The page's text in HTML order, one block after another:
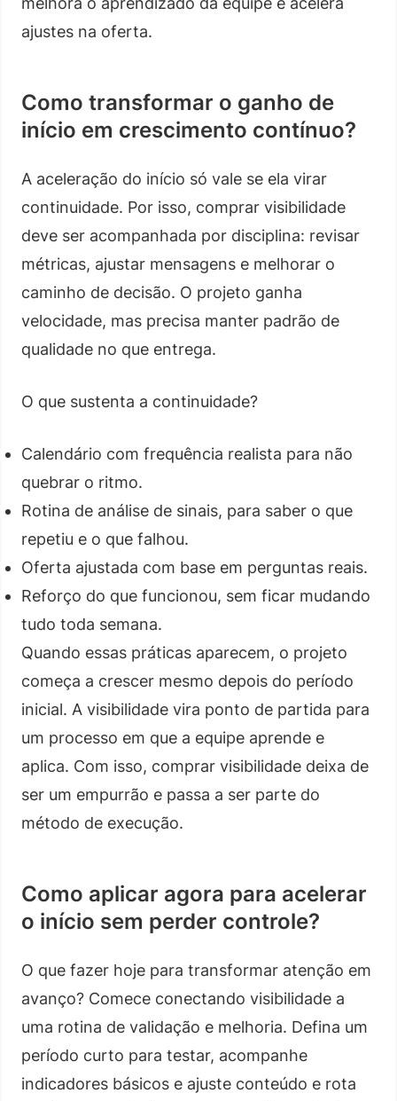
ajustes na oferta.
Como transformar o ganho de
início em crescimento contínuo?
A aceleração do início só vale se ela virar
continuidade. Por isso, comprar visibilidade
deve ser acompanhada por disciplina: revisar
métricas, ajustar mensagens e melhorar o
caminho de decisão. O projeto ganha
velocidade, mas precisa manter padrão de
qualidade no que entrega.
O que sustenta a continuidade?
Calendário com frequência realista para não
quebrar o ritmo.
Rotina de análise de sinais, para saber o que
repetiu e o que falhou.
Oferta ajustada com base em perguntas reais.
Reforço do que funcionou, sem ficar mudando
tudo toda semana.
Quando essas práticas aparecem, o projeto
começa a crescer mesmo depois do período
inicial. A visibilidade vira ponto de partida para
um processo em que a equipe aprende e
aplica. Com isso, comprar visibilidade deixa de
ser um empurrão e passa a ser parte do
método de execução.
Como aplicar agora para acelerar
o início sem perder controle?
O que fazer hoje para transformar atenção em
avanço? Comece conectando visibilidade a
uma rotina de validação e melhoria. Defina um
período curto para testar, acompanhe
indicadores básicos e ajuste conteúdo e rota